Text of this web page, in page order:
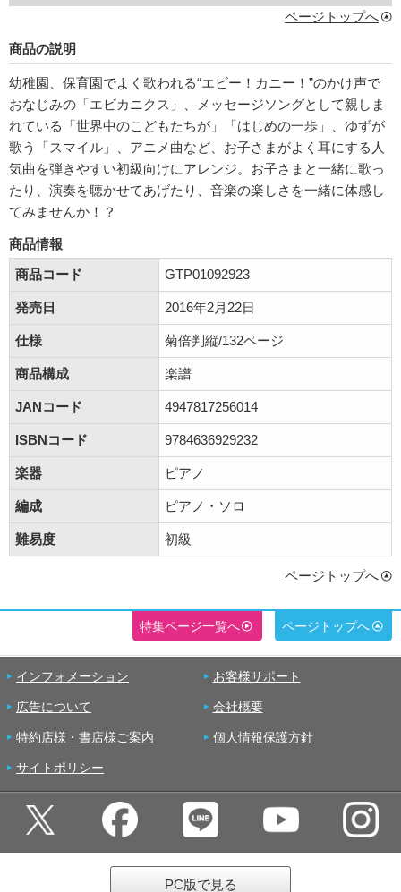
ページトップへ
商品の説明
幼稚園、保育園でよく歌われる“エビー！カニー！”のかけ声で
おなじみの「エビカニクス」、メッセージソングとして親しま
れている「世界中のこどもたちが」「はじめの一歩」、ゆずが
歌う「スマイル」、アニメ曲など、お子さまがよく耳にする人
気曲を弾きやすい初級向けにアレンジ。お子さまと一緒に歌っ
たり、演奏を聴かせてあげたり、音楽の楽しさを一緒に体感し
てみませんか！？
商品情報
商品コード
GTP01092923
発売日 2016年2月22日
仕様 菊倍判縦/132ページ
商品構成 楽譜
JANコード 4947817256014
ISBNコード 9784636929232
楽器 ピアノ
編成 ピアノ・ソロ
難易度 初級
ページトップへ
特集ページ一覧へ ページトップへ
インフォメーション お客様サポート
広告について 会社概要
特約店様・書店様ご案内 個人情報保護方針
サイトポリシー
PC版で見る